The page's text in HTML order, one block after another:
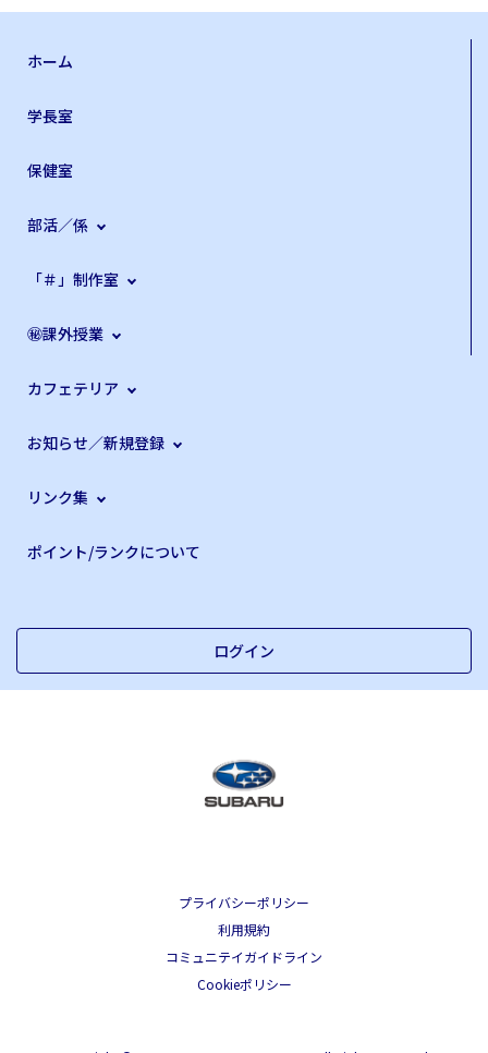
ホーム
学長室
保健室
部活／係
「＃」制作室
㊙課外授業
カフェテリア
お知らせ／新規登録
リンク集
ポイント/ランクについて
ログイン
プライバシーポリシー
利用規約
コミュニテイガイドライン
Cookieポリシー